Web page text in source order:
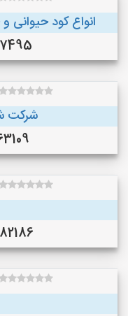
انواع کود
شرکت